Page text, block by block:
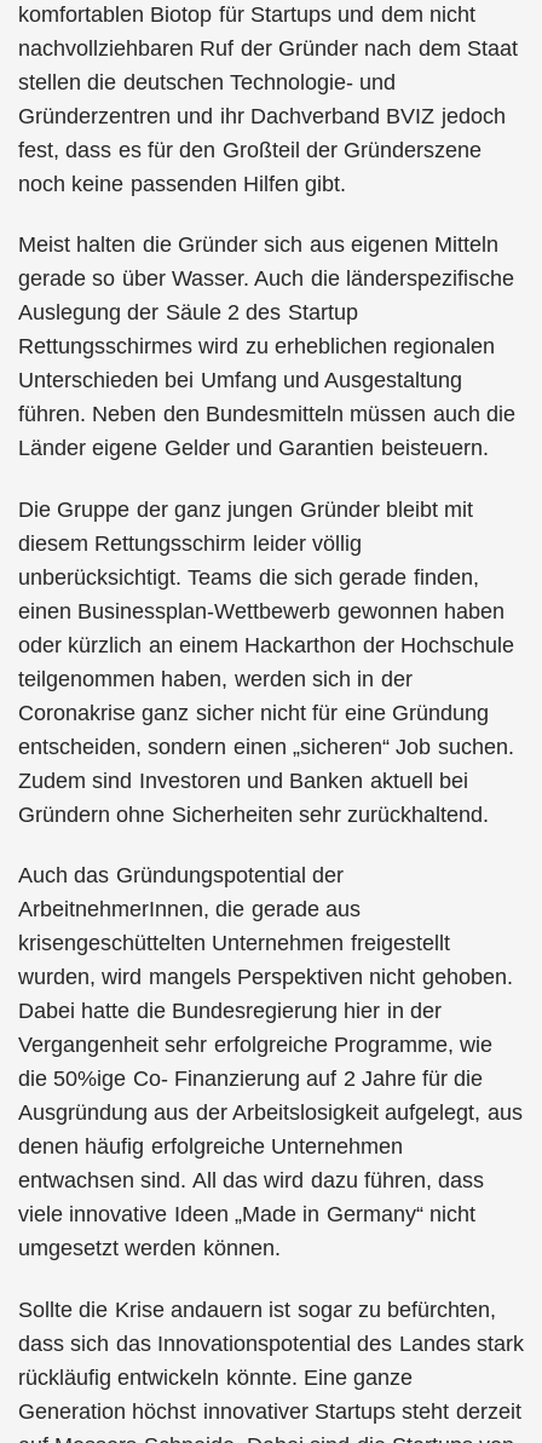
komfortablen Biotop für Startups und dem nicht
nachvollziehbaren Ruf der Gründer nach dem Staat
stellen die deutschen Technologie- und
Gründerzentren und ihr Dachverband BVIZ jedoch
fest, dass es für den Großteil der Gründerszene
noch keine passenden Hilfen gibt.
Meist halten die Gründer sich aus eigenen Mitteln
gerade so über Wasser. Auch die länderspezifische
Auslegung der Säule 2 des Startup
Rettungsschirmes wird zu erheblichen regionalen
Unterschieden bei Umfang und Ausgestaltung
führen. Neben den Bundesmitteln müssen auch die
Länder eigene Gelder und Garantien beisteuern.
Die Gruppe der ganz jungen Gründer bleibt mit
diesem Rettungsschirm leider völlig
unberücksichtigt. Teams die sich gerade finden,
einen Businessplan-Wettbewerb gewonnen haben
oder kürzlich an einem Hackarthon der Hochschule
teilgenommen haben, werden sich in der
Coronakrise ganz sicher nicht für eine Gründung
entscheiden, sondern einen „sicheren“ Job suchen.
Zudem sind Investoren und Banken aktuell bei
Gründern ohne Sicherheiten sehr zurückhaltend.
Auch das Gründungspotential der
ArbeitnehmerInnen, die gerade aus
krisengeschüttelten Unternehmen freigestellt
wurden, wird mangels Perspektiven nicht gehoben.
Dabei hatte die Bundesregierung hier in der
Vergangenheit sehr erfolgreiche Programme, wie
die 50%ige Co- Finanzierung auf 2 Jahre für die
Ausgründung aus der Arbeitslosigkeit aufgelegt, aus
denen häufig erfolgreiche Unternehmen
entwachsen sind. All das wird dazu führen, dass
viele innovative Ideen „Made in Germany“ nicht
umgesetzt werden können.
Sollte die Krise andauern ist sogar zu befürchten,
dass sich das Innovationspotential des Landes stark
rückläufig entwickeln könnte. Eine ganze
Generation höchst innovativer Startups steht derzeit